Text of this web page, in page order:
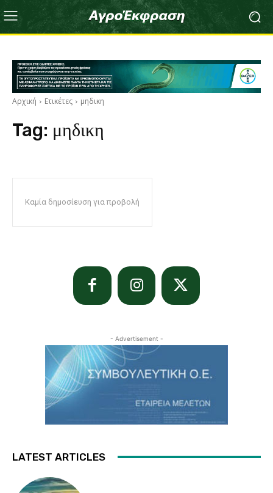
Αρχική Ετικέτες μηδικη
Tag: μηδικη
Καμία δημοσίευση για προβολή
- Advertisement -
LATEST ARTICLES